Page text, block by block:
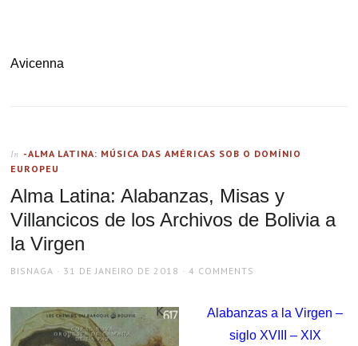
Avicenna
In -ALMA LATINA: MÚSICA DAS AMÉRICAS SOB O DOMÍNIO
EUROPEU
Alma Latina: Alabanzas, Misas y
Villancicos de los Archivos de Bolivia a
la Virgen
AUTHOR
BISNAGA
POSTED
31 DE JANEIRO DE 2018 4 COMMENTS
Alabanzas a la Virgen –
siglo XVIII – XIX